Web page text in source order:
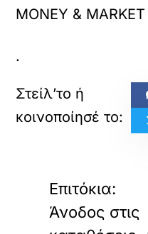
MONEY &
.
Επιτόκια:
Άνοδος στις